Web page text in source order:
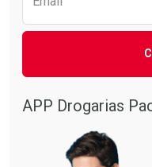
APP Drogarias